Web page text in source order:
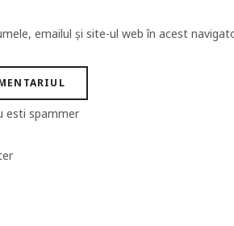
emailul și site-ul web în acest
esti spammer